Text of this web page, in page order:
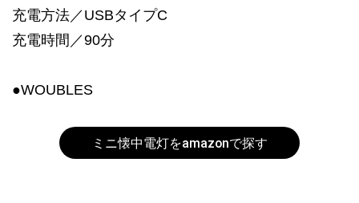
充電方法／USBタイプC
充電時間／90分
●WOUBLES
ミニ懐中電灯をamazonで探す